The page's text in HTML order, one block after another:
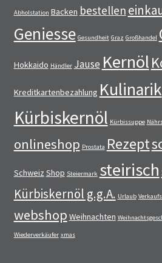
Abholstation Backen bestellen
Geniesse Gesundheit Graz Großhandel
Hokkaido Händler Jause Kernöl
Kreditkartenbezahlung Kulinarik
Kürbiskernöl Kürbissuppe
onlineshop Prostata Rezept
Schweiz Shop Steiermark steirisch
Kürbiskernöl g.g.A. Urlaub
webshop Weihnachten
Wiederverkäufer xmas